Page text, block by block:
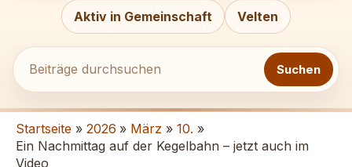
Aktiv in Gemeinschaft Velten
Suchen
Startseite 2026 März
10.
Ein Nachmittag auf der Kegelbahn – jetzt auch im
Video